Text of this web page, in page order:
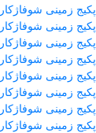
پکیج زمینی شوفاژکار 5 پره هوشمند فن دار گرمایش از کف
پکیج زمینی شوفاژکار 6 پره بلند فن دار
پکیج زمینی شوفاژکار 6 پره گرمایش از کف بلند فن دار
پکیج زمینی شوفاژکار 6 پره هوشمند فن دار
پکیج زمینی شوفاژکار 6 پره هوشمند فن دار گرمایش از کف
پکیج زمینی شوفاژکار 7 پره بلند فن دار
پکیج زمینی شوفاژکار 7 پره بلند گرمایش از کف فن دار
پکیج زمینی شوفاژکار 7 پره هوشمند فن دار